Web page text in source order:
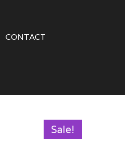
CONTACT
Sale!